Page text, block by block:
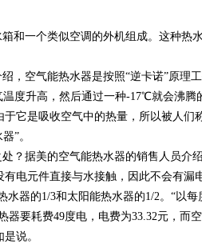
和一个类似空调的外机组成。这种热
，空气能热水器是按照“逆卡诺”原理
度升高，然后通过一种-17℃就会沸腾
它是吸收空气中的热量，所以被人们
”。
？据美的空气能热水器的销售人员介
电元件直接与水接触，因此不会有漏
器的1/3和太阳能热水器的1/2。“以每
要耗费49度电，电费为33.32元，而
说。